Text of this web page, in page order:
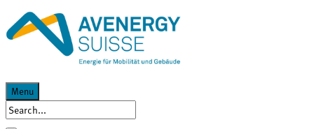
Menu